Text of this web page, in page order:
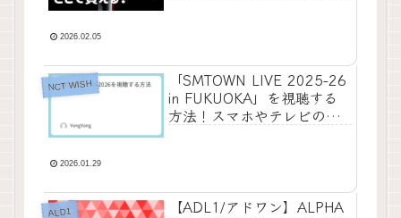
2026.02.05
NCT WISH
「SMTOWN LIVE 2025-26
in FUKUOKA」を視聴する
方法！スマホやテレビの配
2026.01.29
ALD1
【ADL1/アドワン】ALPHA